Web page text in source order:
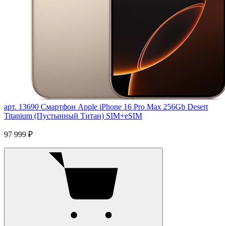
арт. 13690 Смартфон Apple iPhone 16 Pro Max 256Gb Desert
Titanium (Пустынный Титан) SIM+eSIM
97 999 ₽